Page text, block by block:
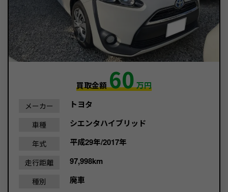
買取金額60万円
メーカー トヨタ
車種 シエンタハイブリッド
年式 平成29年/2017年
走行距離 97,998km
種別 廃車